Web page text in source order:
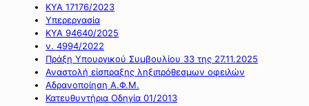
ΚΥΑ 17176/2023
Υπερεργασία
ΚΥΑ 94640/2025
ν. 4994/2022
Πράξη Υπουργικού Συμβουλίου 33 της 27.11.2025
Αναστολή είσπραξης ληξιπρόθεσμων οφειλών
Αδρανοποίηση Α.Φ.Μ.
Κατευθυντήρια Οδηγία 01/2013